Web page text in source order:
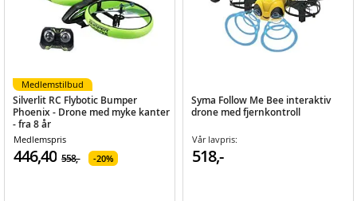
Silverlit RC Flybotic Bumper
Phoenix - Drone med myke kanter
- fra 8 år
Medlemspris
446,40 558,- 20%
Medlemstilbud
Syma Follow Me Bee interaktiv
drone med fjernkontroll
Vår lavpris:
518,-